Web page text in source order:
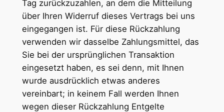
Tag zurückzuzahlen, an dem die Mitteilung
über Ihren Widerruf dieses Vertrags bei uns
eingegangen ist. Für diese Rückzahlung
verwenden wir dasselbe Zahlungsmittel, das
Sie bei der ursprünglichen Transaktion
eingesetzt haben, es sei denn, mit Ihnen
wurde ausdrücklich etwas anderes
vereinbart; in keinem Fall werden Ihnen
wegen dieser Rückzahlung Entgelte